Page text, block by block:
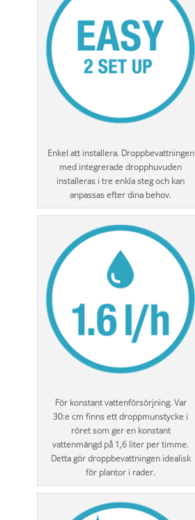
Enkel att installera. Droppbevattningen
med integrerade dropphuvuden
installeras i tre enkla steg och kan
anpassas efter dina behov.
För konstant vattenförsörjning. Var
30:e cm finns ett droppmunstycke i
röret som ger en konstant
vattenmängd på 1,6 liter per timme.
Detta gör droppbevattningen idealisk
för plantor i rader.